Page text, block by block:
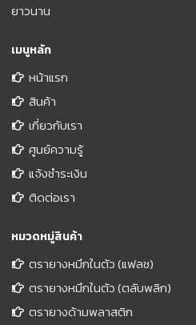
ยาวนาน
เมนูหลัก
หน้าแรก
สินค้า
เกี่ยวกับเรา
ศูนย์ความรู้
แจ้งชำระเงิน
ติดต่อเรา
หมวดหมู่สินค้า
ตรายางหมึกในตัว (แฟลช)
ตรายางหมึกในตัว (ตลับพลิก)
ตรายางด้ามพลาสติก